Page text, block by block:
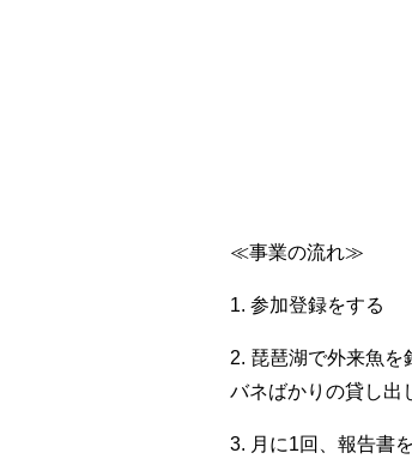
≪事業の流れ≫
1. 参加登録をする
2. 琵琶湖で外来魚を
バネばかりの貸し出
3. 月に1回、報告書